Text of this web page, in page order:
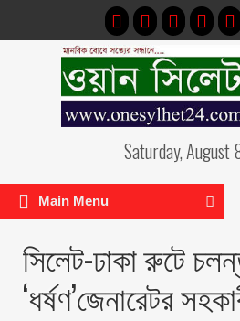
Saturday, August
Main Menu
সিলেট-ঢাকা রুটে
‘ধর্ষণ’জেনারেটর